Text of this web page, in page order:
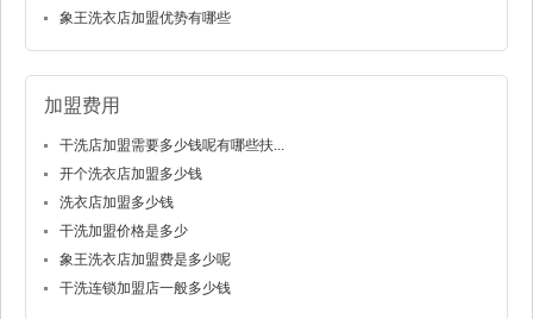
象王洗衣店加盟优势有哪些
加盟费用
干洗店加盟需要多少钱呢有哪些扶...
开个洗衣店加盟多少钱
洗衣店加盟多少钱
干洗加盟价格是多少
象王洗衣店加盟费是多少呢
干洗连锁加盟店一般多少钱